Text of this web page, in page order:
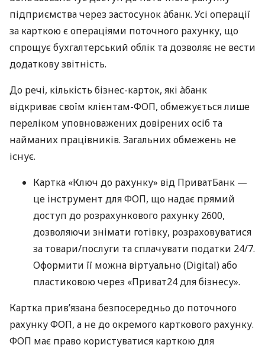
підприємства через застосунок àбанк. Усі операції
за карткою є операціями поточного рахунку, що
спрощує бухгалтерський облік та дозволяє не вести
додаткову звітність.
До речі, кількість бізнес-карток, які àбанк
відкриває своїм клієнтам-ФОП, обмежується лише
переліком уповноважених довірених осіб та
найманих працівників. Загальних обмежень не
існує.
Картка «Ключ до рахунку» від ПриватБанк —
це інструмент для ФОП, що надає прямий
доступ до розрахункового рахунку 2600,
дозволяючи знімати готівку, розраховуватися
за товари/послуги та сплачувати податки 24/7.
Оформити її можна віртуально (Digital) або
пластиковою через «Приват24 для бізнесу».
Картка прив’язана безпосередньо до поточного
рахунку ФОП, а не до окремого карткового рахунку.
ФОП має право користуватися карткою для